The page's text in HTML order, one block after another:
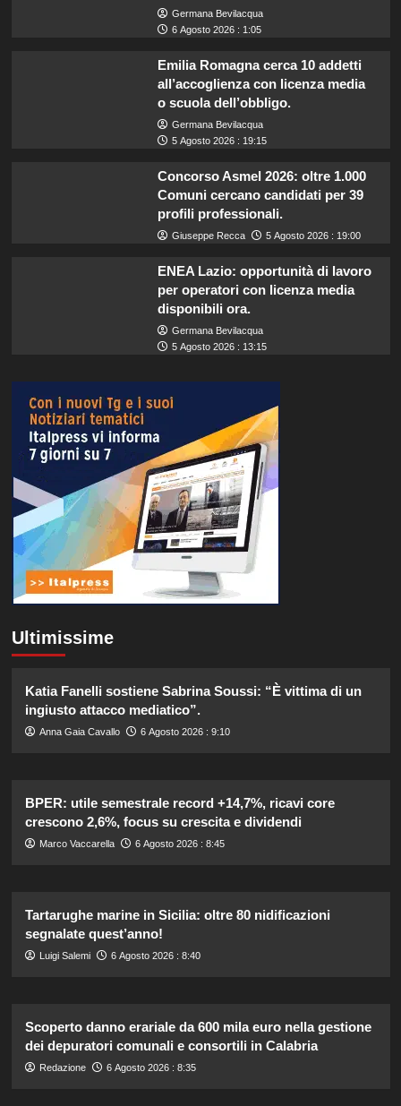
Germana Bevilacqua
6 Agosto 2026 : 1:05
Emilia Romagna cerca 10 addetti
all’accoglienza con licenza media
o scuola dell’obbligo.
Germana Bevilacqua
5 Agosto 2026 : 19:15
Concorso Asmel 2026: oltre 1.000
Comuni cercano candidati per 39
profili professionali.
Giuseppe Recca 5 Agosto 2026 : 19:00
ENEA Lazio: opportunità di lavoro
per operatori con licenza media
disponibili ora.
Germana Bevilacqua
5 Agosto 2026 : 13:15
Ultimissime
Katia Fanelli sostiene Sabrina Soussi: “È vittima di un
ingiusto attacco mediatico”.
Anna Gaia Cavallo 6 Agosto 2026 : 9:10
BPER: utile semestrale record +14,7%, ricavi core
crescono 2,6%, focus su crescita e dividendi
Marco Vaccarella 6 Agosto 2026 : 8:45
Tartarughe marine in Sicilia: oltre 80 nidificazioni
segnalate quest’anno!
Luigi Salemi 6 Agosto 2026 : 8:40
Scoperto danno erariale da 600 mila euro nella gestione
dei depuratori comunali e consortili in Calabria
Redazione 6 Agosto 2026 : 8:35